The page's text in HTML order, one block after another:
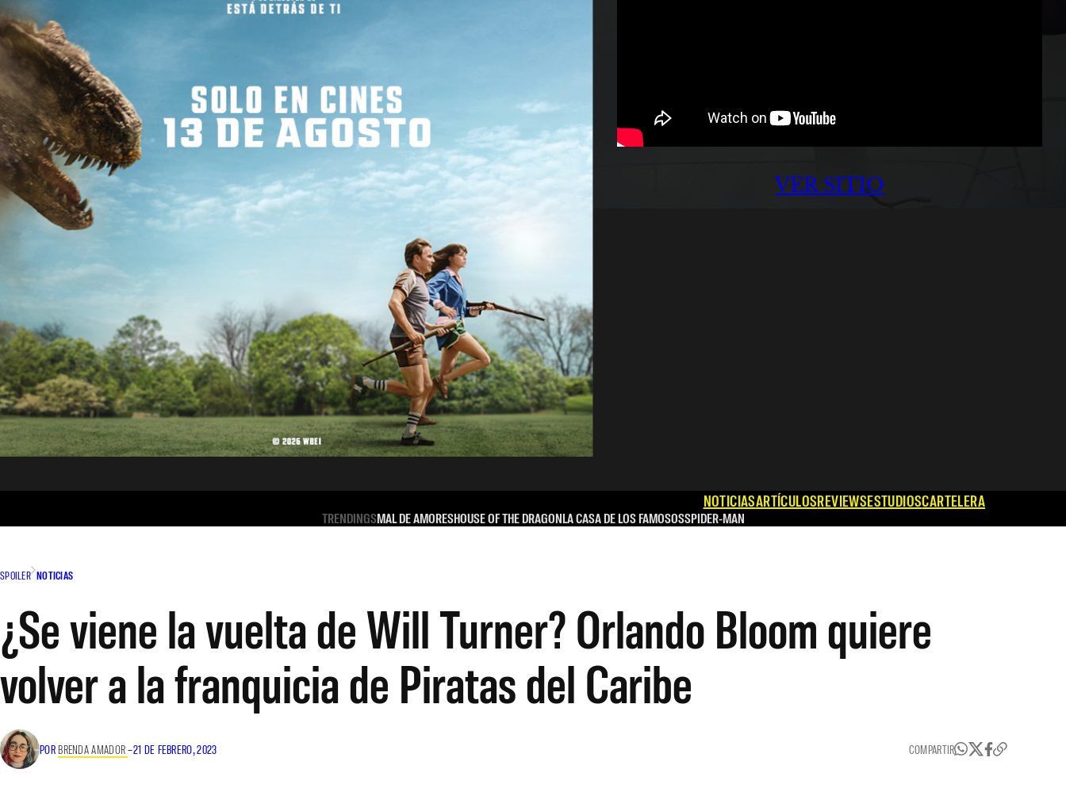
VER SITIO
NOTICIASARTÍCULOSREVIEWSESTUDIOSCARTELERA
TRENDINGSMAL DE AMORESHOUSE OF THE DRAGONLA CASA DE LOS FAMOSOSSPIDER-MAN
SPOILER NOTICIAS
¿Se viene la vuelta de Will Turner? Orlando Bloom quiere
volver a la franquicia de Piratas del Caribe
POR BRENDA AMADOR–21 DE FEBRERO, 2023 COMPARTIR